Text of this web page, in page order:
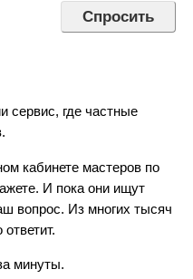
сервис, где частные
кабинете мастеров по
И пока они ищут
вопрос. Из многих тысяч
минуты.